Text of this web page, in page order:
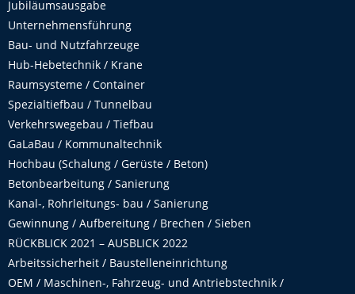
Jubiläumsausgabe
Unternehmensführung
Bau- und Nutzfahrzeuge
Hub-Hebetechnik / Krane
Raumsysteme / Container
Spezialtiefbau / Tunnelbau
Verkehrswegebau / Tiefbau
GaLaBau / Kommunaltechnik
Hochbau (Schalung / Gerüste / Beton)
Betonbearbeitung / Sanierung
Kanal-, Rohrleitungs- bau / Sanierung
Gewinnung / Aufbereitung / Brechen / Sieben
RÜCKBLICK 2021 – AUSBLICK 2022
Arbeitssicherheit / Baustelleneinrichtung
OEM / Maschinen-, Fahrzeug- und Antriebstechnik /